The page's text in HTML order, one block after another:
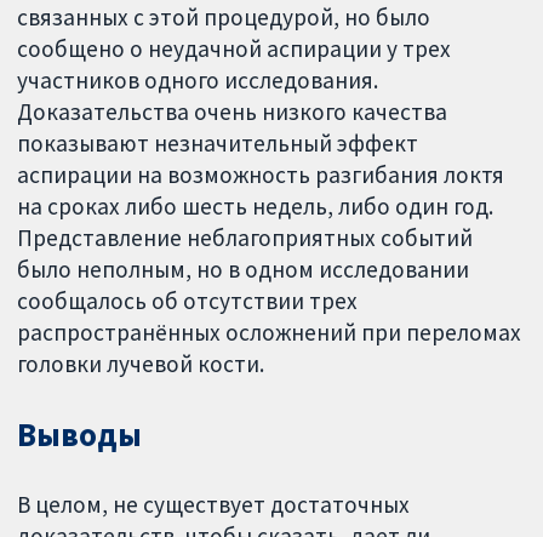
связанных с этой процедурой, но было
сообщено о неудачной аспирации у трех
участников одного исследования.
Доказательства очень низкого качества
показывают незначительный эффект
аспирации на возможность разгибания локтя
на сроках либо шесть недель, либо один год.
Представление неблагоприятных событий
было неполным, но в одном исследовании
сообщалось об отсутствии трех
распространённых осложнений при переломах
головки лучевой кости.
Выводы
В целом, не существует достаточных